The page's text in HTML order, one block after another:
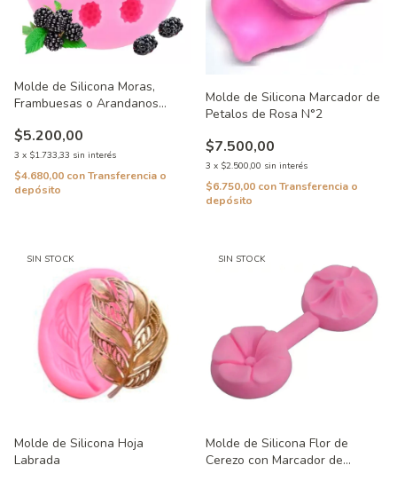
Molde de Silicona Moras,
Frambuesas o Arandanos
$5.200,00
3 x $1.733,33 sin interés
$4.680,00 conTransferencia o
depósito
Molde de Silicona Marcador de
Petalos de Rosa N°2
$7.500,00
3 x $2.500,00 sin interés
$6.750,00 conTransferencia o
depósito
SIN STOCK
Molde de Silicona Hoja
Labrada
SIN STOCK
Molde de Silicona Flor de
Cerezo con Marcador de